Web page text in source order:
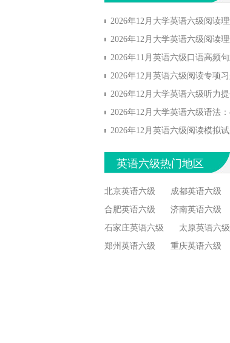
英语六级热门地区
北京英语六级 成都英语六级
合肥英语六级
济南英语六级
石家庄英语六级
太原英语六级
郑州英语六级
重庆英语六级